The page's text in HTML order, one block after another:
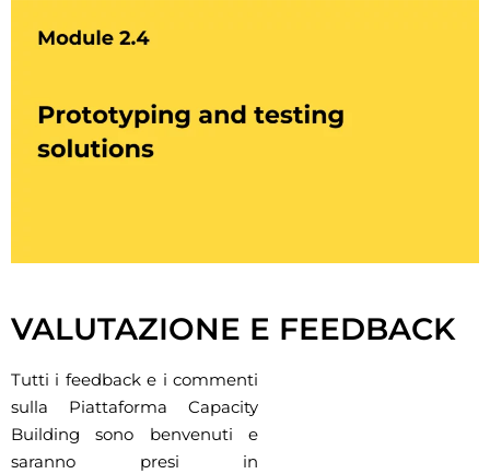
VALUTAZIONE E FEEDBACK
Tutti i feedback e i commenti
sulla Piattaforma Capacity
Building sono benvenuti e
saranno presi in